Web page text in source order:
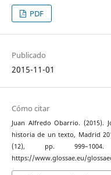
PDF
Publicado
2015-11-01
Cómo citar
Juan Alfredo Obarrio. (2015).
historia de un texto, Madrid
(12), pp.
https://www.glossae.eu/